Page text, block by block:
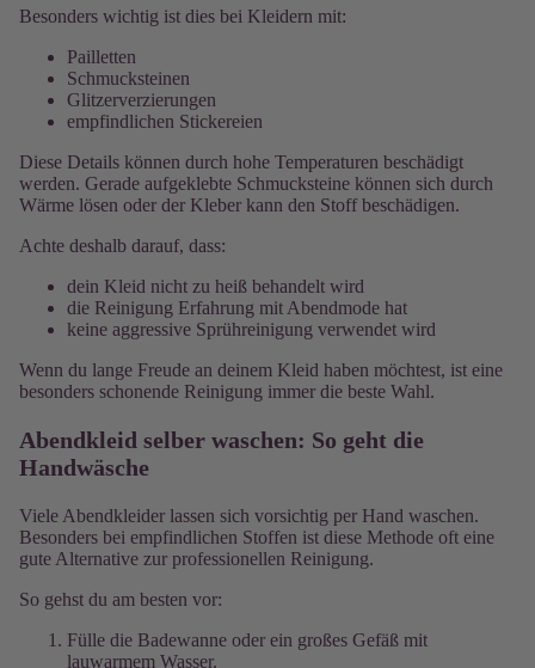
Besonders wichtig ist dies bei Kleidern mit:
Pailletten
Schmucksteinen
Glitzerverzierungen
empfindlichen Stickereien
Diese Details können durch hohe Temperaturen beschädigt
werden. Gerade aufgeklebte Schmucksteine können sich durch
Wärme lösen oder der Kleber kann den Stoff beschädigen.
Achte deshalb darauf, dass:
dein Kleid nicht zu heiß behandelt wird
die Reinigung Erfahrung mit Abendmode hat
keine aggressive Sprühreinigung verwendet wird
Wenn du lange Freude an deinem Kleid haben möchtest, ist eine
besonders schonende Reinigung immer die beste Wahl.
Abendkleid selber waschen: So geht die
Handwäsche
Viele Abendkleider lassen sich vorsichtig per Hand waschen.
Besonders bei empfindlichen Stoffen ist diese Methode oft eine
gute Alternative zur professionellen Reinigung.
So gehst du am besten vor:
Fülle die Badewanne oder ein großes Gefäß mit
lauwarmem Wasser.